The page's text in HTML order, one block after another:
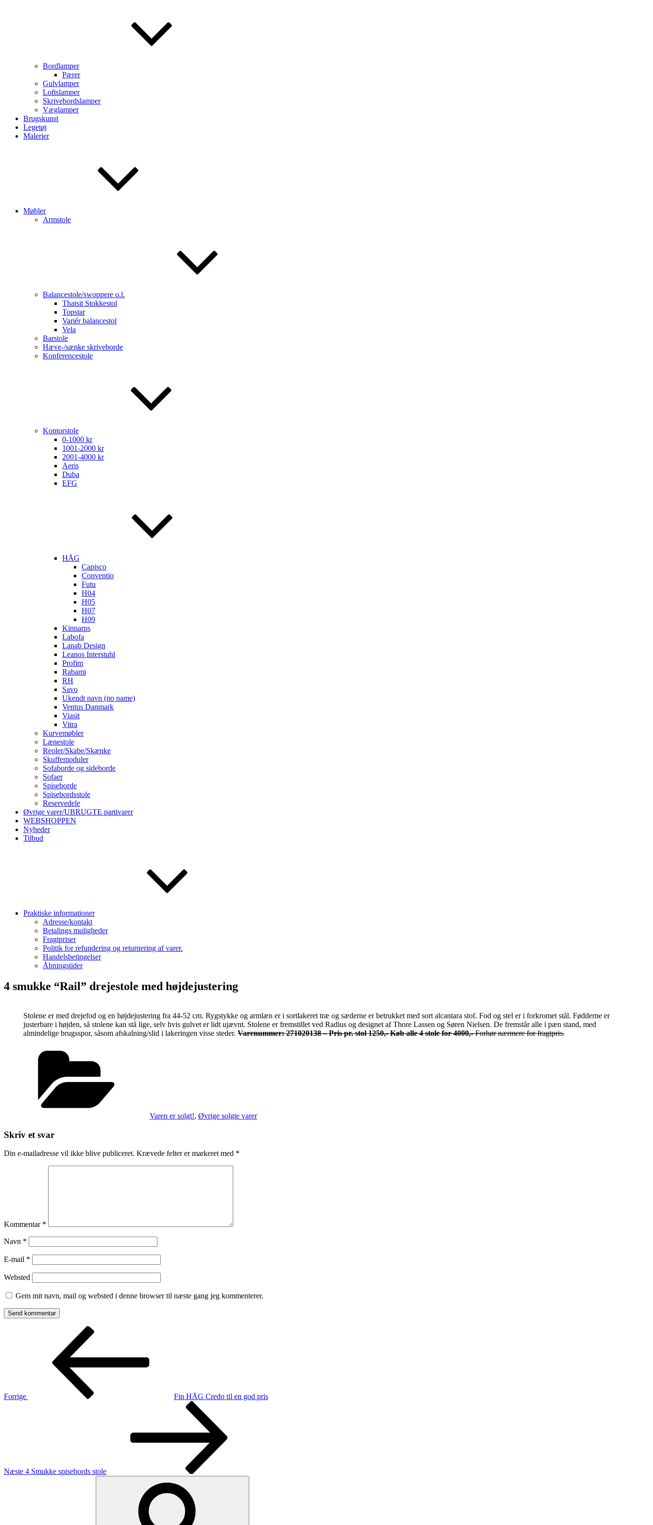
Bordlamper
Pærer
Gulvlamper
Loftslamper
Skrivebordslamper
Væglamper
Brugskunst
Legetøj
Malerier
Møbler
Armstole
Balancestole/swoppere o.l.
Thatsit Stokkestol
Topstar
Variér balancestol
Vela
Barstole
Hæve-/sænke skriveborde
Konferencestole
Kontorstole
0-1000 kr
1001-2000 kr
2001-4000 kr
Aeris
Duba
EFG
HÅG
Capisco
Conventio
Futu
H04
H05
H07
H09
Kinnarps
Labofa
Lanab Design
Leanos Interstuhl
Profim
Rabami
RH
Savo
Ukendt navn (no name)
Ventus Danmark
Viasit
Vitra
Kurvemøbler
Lænestole
Reoler/Skabe/Skænke
Skuffemoduler
Sofaborde og sideborde
Sofaer
Spiseborde
Spisebordsstole
Reservedele
Øvrige varer/UBRUGTE partivarer
WEBSHOPPEN
Nyheder
Tilbud
Praktiske informationer
Adresse/kontakt
Betalings muligheder
Fragtpriser
Politik for refundering og returnering af varer.
Handelsbetingelser
Åbningstider
4 smukke “Rail” drejestole med højdejustering
Stolene er med drejefod og en højdejustering fra 44-52 cm. Rygstykke og armlæn er i sortlakeret træ og sæderne er betrukket med sort alcantara stof. Fod og stel er i forkromet stål. Fødderne er
justerbare i højden, så stolene kan stå lige, selv hvis gulvet er lidt ujævnt. Stolene er fremstillet ved Radius og designet af Thore Lassen og Søren Nielsen. De fremstår alle i pæn stand, med
almindelige brugsspor, såsom afskalning/slid i lakeringen visse steder. Varenummer: 271020138–Pris pr. stol 1250,- Køb alle 4 stole for 4000,-Forhør nærmere for fragtpris.
Varen er solgt!, Øvrige solgte varer
Skriv et svar
Din e-mailadresse vil ikke blive publiceret. Krævede felter er markeret med *
Kommentar *
Navn *
E-mail *
Websted
Gem mit navn, mail og websted i denne browser til næste gang jeg kommenterer.
Indlægsnavigation
Forrige
Fin HÅG Credo til en god pris
Næste 4 Smukke spisebords stole